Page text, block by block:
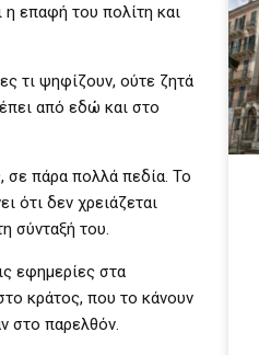
επαφή του πολίτη και
τι ψηφίζουν, ούτε ζητά
από εδώ και στο
σε πάρα πολλά πεδία. Το
ότι δεν χρειάζεται
σύνταξή του.
εφημερίες στα
κράτος, που το κάνουν
στο παρελθόν.